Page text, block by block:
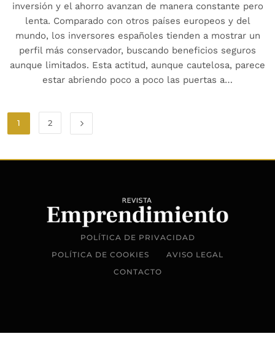
inversión y el ahorro avanzan de manera constante pero
lenta. Comparado con otros países europeos y del
mundo, los inversores españoles tienden a mostrar un
perfil más conservador, buscando beneficios seguros
aunque limitados. Esta actitud, aunque cautelosa, parece
estar abriendo poco a poco las puertas a…
1 2
POLÍTICA DE PRIVACIDAD
POLÍTICA DE COOKIES
AVISO LEGAL
CONTACTO